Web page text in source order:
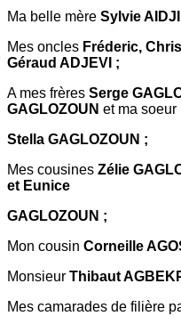
Ma belle mère Sylvie
Mes oncles Fréderic,
Géraud ADJEVI ;
A mes frères Serge
GAGLOZOUN et ma soeur
Stella GAGLOZOUN ;
Mes cousines Zélie
et Eunice
GAGLOZOUN ;
Mon cousin Corneille
Monsieur Thibaut
Mes camarades de filière